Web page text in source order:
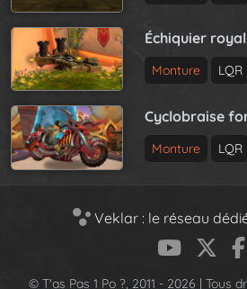
Échiquier
Monture LQR
Cyclobraise
Monture LQR
Veklar : le réseau
© T'as Pas 1 Po ?, 2011 - 2026 | Tous